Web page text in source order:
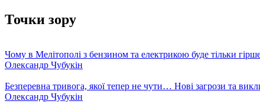
Точки зору
Чому в Мелітополі з бензином та електрикою буде тільки
Олександр Чубукін
Безперевна тривога, якої тепер не чути… Нові загрози та
Олександр Чубукін